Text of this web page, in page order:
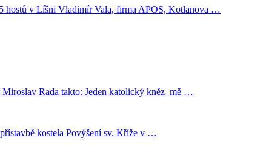
hostů v Líšni Vladimír Vala, firma APOS, Kotlanova …
Miroslav Rada takto: Jeden katolický kněz mě …
kostela Povýšení sv. Kříže v …